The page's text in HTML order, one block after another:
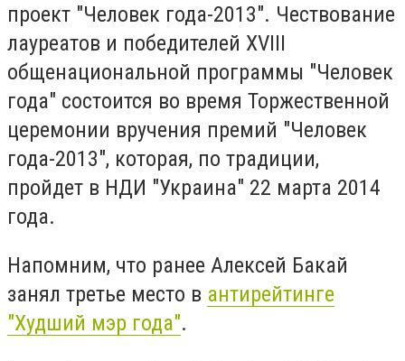
проект "Человек года-2013". Чествование
лауреатов и победителей XVIII
общенациональной программы "Человек
года" состоится во время Торжественной
церемонии вручения премий "Человек
года-2013", которая, по традиции,
пройдет в НДИ "Украина" 22 марта 2014
года.
Напомним, что ранее Алексей Бакай
занял третье место в антирейтинге
"Худший мэр года".